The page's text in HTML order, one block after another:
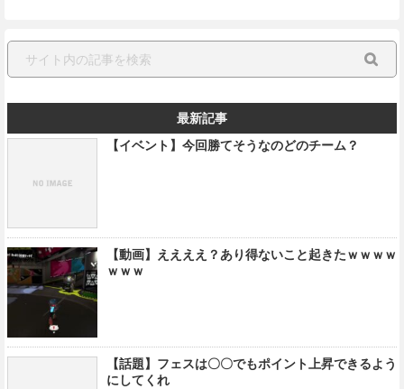
最新記事
【イベント】今回勝てそうなのどのチーム？
【動画】ええええ？あり得ないこと起きたｗｗｗｗ
ｗｗｗ
【話題】フェスは〇〇でもポイント上昇できるよう
にしてくれ